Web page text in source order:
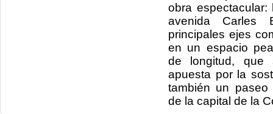
obra
avenida Carles
principales ejes
en un espacio
de longitud, que
apuesta por la
también un
de la capital de la